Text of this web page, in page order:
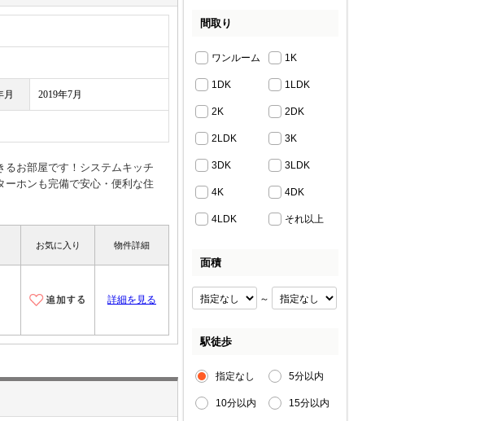
月 2019年7月
お部屋です！システムキッチ
ーホンも完備で安心・便利な住
お気に入り 物件詳細
詳細を見る
間取り
ワンルーム 1K
1DK 1LDK
2K 2DK
2LDK 3K
3DK 3LDK
4K 4DK
4LDK それ以上
面積
～
駅徒歩
指定なし 5分以内
10分以内 15分以内